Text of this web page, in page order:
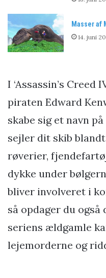
Masser af
14. juni
I ‘Assassin’s Creed
piraten Edward
skabe sig et navn
sejler dit skib
røverier,
dykke under
bliver involveret i
så opdager du
seriens ældgamle
lejemorderne og